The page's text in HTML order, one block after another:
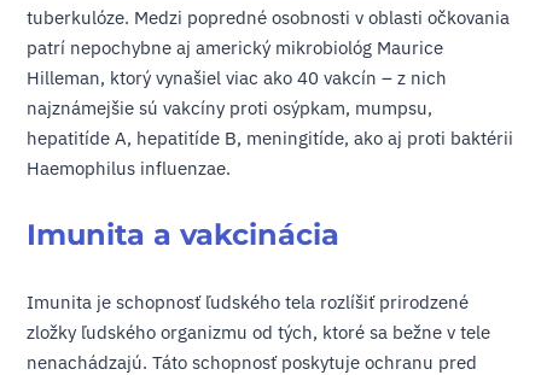
tuberkulóze. Medzi popredné osobnosti v oblasti očkovania
patrí nepochybne aj americký mikrobiológ Maurice
Hilleman, ktorý vynašiel viac ako 40 vakcín – z nich
najznámejšie sú vakcíny proti osýpkam, mumpsu,
hepatitíde A, hepatitíde B, meningitíde, ako aj proti baktérii
Haemophilus influenzae.
Imunita a vakcinácia
Imunita je schopnosť ľudského tela rozlíšiť prirodzené
zložky ľudského organizmu od tých, ktoré sa bežne v tele
nenachádzajú. Táto schopnosť poskytuje ochranu pred